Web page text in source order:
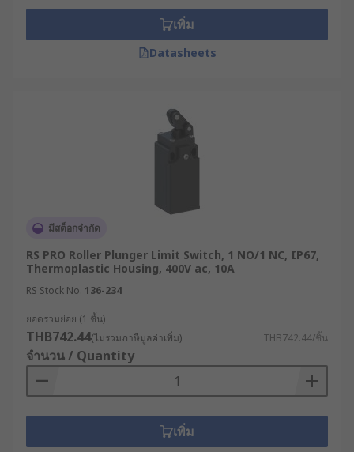
เพิ่ม
Datasheets
มีสต็อกจำกัด
RS PRO Roller Plunger Limit Switch, 1 NO/1 NC, IP67,
Thermoplastic Housing, 400V ac, 10A
RS Stock No. 136-234
ยอดรวมย่อย (1 ชิ้น)
THB742.44(ไม่รวมภาษีมูลค่าเพิ่ม) THB742.44/ชิ้น
จำนวน / Quantity
เพิ่ม